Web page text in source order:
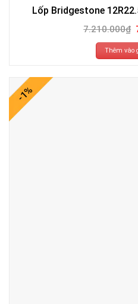
Lốp Bridgestone
7.210.000₫
Thêm vào
-1%